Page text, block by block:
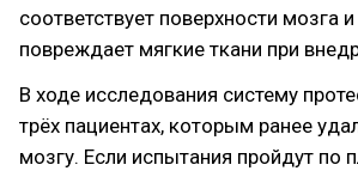
соответствует поверхности мозга
повреждает мягкие ткани при
В ходе исследования систему
трёх пациентах, которым ранее
мозгу. Если испытания пройдут по